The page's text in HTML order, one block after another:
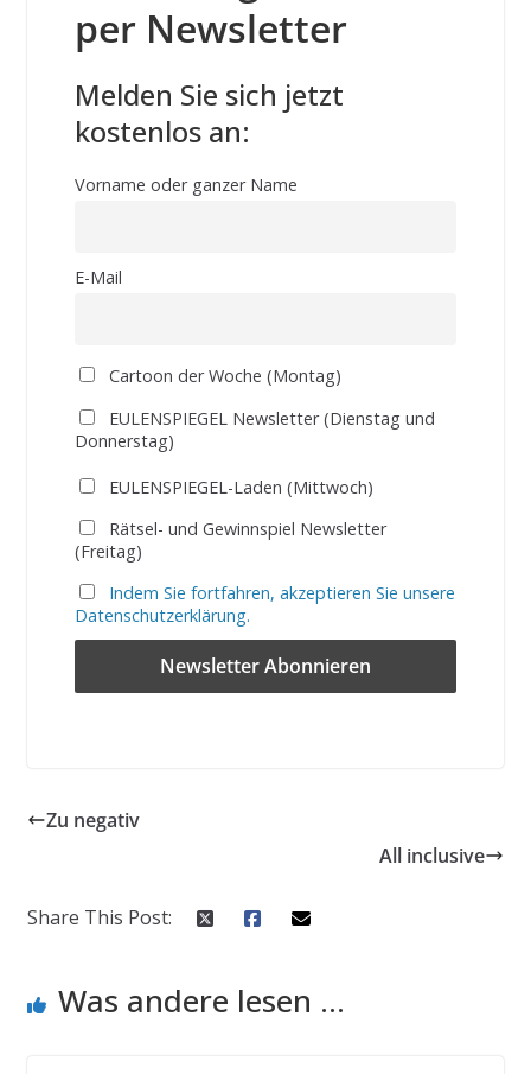
per Newsletter
Melden Sie sich jetzt
kostenlos an:
Vorname oder ganzer Name
E-Mail
Cartoon der Woche (Montag)
EULENSPIEGEL Newsletter (Dienstag und
Donnerstag)
EULENSPIEGEL-Laden (Mittwoch)
Rätsel- und Gewinnspiel Newsletter
(Freitag)
Indem Sie fortfahren, akzeptieren Sie unsere
Datenschutzerklärung.
Zu negativ
All inclusive
Share This Post:
Was andere lesen ...